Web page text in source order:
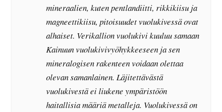
mineraalien, kuten pentlandiitti, rikkikiisu ja
magneettikiisu, pitoisuudet vuolukivessä ovat
alhaiset. Verikallion vuolukivi kuuluu samaan
Kainuun vuolukivivyöhykkeeseen ja sen
mineralogisen rakenteen voidaan olettaa
olevan samanlainen. Läjitettävästä
vuolukivestä ei liukene ympäristöön
haitallisia määriä metalleja. Vuolukivessä on